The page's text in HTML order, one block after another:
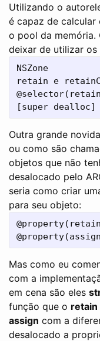
Utilizando o
é capaz de calcular
o pool da memória.
deixar de utilizar os
NSZone
retain e
Outra grande
ou como são
objetos que não
desalocado pelo
seria como criar
para seu objeto:
Mas como eu
com a
em cena são eles
função que o retain
assign com a
desalocado a